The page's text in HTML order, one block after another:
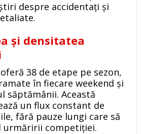
despre accidentați și
și densitatea
38 de etape pe sezon,
în fiecare weekend și
săptămânii. Această
un flux constant de
fără pauze lungi care să
competiției.